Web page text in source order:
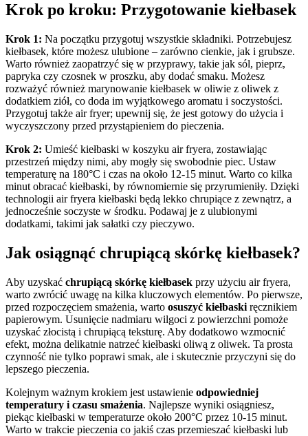
Krok po kroku: Przygotowanie kiełbasek
Krok 1: Na początku przygotuj wszystkie składniki. Potrzebujesz
kiełbasek, które możesz ulubione – zarówno cienkie, jak i grubsze.
Warto również zaopatrzyć się w przyprawy, takie jak sól, pieprz,
papryka czy czosnek w proszku, aby dodać smaku. Możesz
rozważyć również marynowanie kiełbasek w oliwie z oliwek z
dodatkiem ziół, co doda im wyjątkowego aromatu i soczystości.
Przygotuj także air fryer; upewnij się, że jest gotowy do użycia i
wyczyszczony przed przystąpieniem do pieczenia.
Krok 2: Umieść kiełbaski w koszyku air fryera, zostawiając
przestrzeń między nimi, aby mogły się swobodnie piec. Ustaw
temperaturę na 180°C i czas na około 12-15 minut. Warto co kilka
minut obracać kiełbaski, by równomiernie się przyrumieniły. Dzięki
technologii air fryera kiełbaski będą lekko chrupiące z zewnątrz, a
jednocześnie soczyste w środku. Podawaj je z ulubionymi
dodatkami, takimi jak sałatki czy pieczywo.
Jak osiągnąć chrupiącą skórkę kiełbasek?
Aby uzyskać chrupiącą skórkę kiełbasek przy użyciu air fryera,
warto zwrócić uwagę na kilka kluczowych elementów. Po pierwsze,
przed rozpoczęciem smażenia, warto osuszyć kiełbaski ręcznikiem
papierowym. Usunięcie nadmiaru wilgoci z powierzchni pomoże
uzyskać złocistą i chrupiącą teksturę. Aby dodatkowo wzmocnić
efekt, można delikatnie natrzeć kiełbaski oliwą z oliwek. Ta prosta
czynność nie tylko poprawi smak, ale i skutecznie przyczyni się do
lepszego pieczenia.
Kolejnym ważnym krokiem jest ustawienie odpowiedniej
temperatury i czasu smażenia. Najlepsze wyniki osiągniesz,
piekąc kiełbaski w temperaturze około 200°C przez 10-15 minut.
Warto w trakcie pieczenia co jakiś czas przemieszać kiełbaski lub